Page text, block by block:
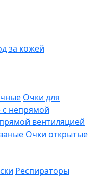
за кожей
Очки для
непрямой
вентиляцией
Очки открытые
Респираторы